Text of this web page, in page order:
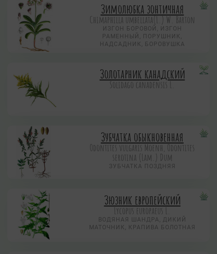
Зимолюбка зонтичная
Chimaphilla umbellata(L.) W. Barton
ИЗГОН БОРОВОЙ, ИЗГОН
РАМЕННЫЙ, ПОРУШНИК,
НАДСАДНИК, БОРОВУШКА
Золотарник канадский
Solidago canadensis L.
Зубчатка обыкновенная
Odontites vulgaris Moenh, Odontites
serotina (Lam.) Dum
ЗУБЧАТКА ПОЗДНЯЯ
Зюзник европейский
Lycopus europaeus L.
ВОДЯНАЯ ШАНДРА, ДИКИЙ
МАТОЧНИК, КРАПИВА БОЛОТНАЯ